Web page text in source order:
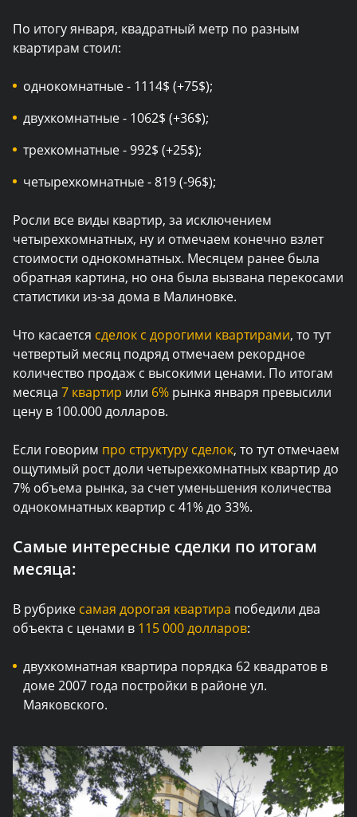
По итогу января, квадратный метр по разным
квартирам стоил:
однокомнатные - 1114$ (+75$);
двухкомнатные - 1062$ (+36$);
трехкомнатные - 992$ (+25$);
четырехкомнатные - 819 (-96$);
Росли все виды квартир, за исключением
четырехкомнатных, ну и отмечаем конечно взлет
стоимости однокомнатных. Месяцем ранее была
обратная картина, но она была вызвана перекосами
статистики из-за дома в Малиновке.
Что касается сделок с дорогими квартирами, то тут
четвертый месяц подряд отмечаем рекордное
количество продаж с высокими ценами. По итогам
месяца 7 квартир или 6% рынка января превысили
цену в 100.000 долларов.
Если говорим про структуру сделок, то тут отмечаем
ощутимый рост доли четырехкомнатных квартир до
7% объема рынка, за счет уменьшения количества
однокомнатных квартир с 41% до 33%.
Самые интересные сделки по итогам
месяца:
В рубрике самая дорогая квартира победили два
объекта с ценами в 115 000 долларов:
двухкомнатная квартира порядка 62 квадратов в
доме 2007 года постройки в районе ул.
Маяковского.